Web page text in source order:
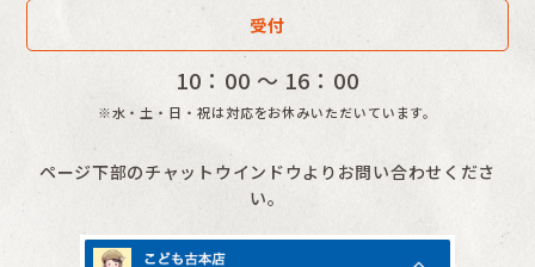
受付
10：00 〜 16：00
※水・土・日・祝は対応をお休みいただいています。
ページ下部のチャットウインドウよりお問い合わせくださ
い。